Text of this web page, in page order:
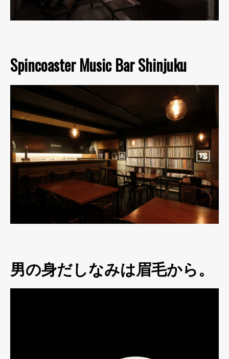
Spincoaster Music Bar Shinjuku
男の身だしなみは眉毛から。